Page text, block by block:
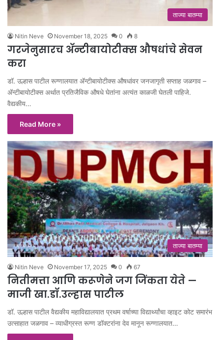
ताज्या बातम्या
Nitin Neve November 18, 2025 0 8
गरजेनुसारच अ‍ॅन्टीबायोटीक्स औषधांचे सेवन
करा
डॉ. उल्हास पाटील रूग्णालयात अ‍ॅन्टीबायोटीक्स औषधांवर जनजागृती सप्ताह जळगाव –
अ‍ॅन्टीबायोटीक्स अर्थात प्रतिजैविक औषधे घेतांना अत्यंत काळजी घेतली पाहिजे.
वैद्यकीय…
Read More »
ताज्या बातम्या
Nitin Neve November 17, 2025 0 67
नितीमत्ता आणि करूणेने जग जिंकता येते —
माजी खा.डॉ.उल्हास पाटील
डॉ. उल्हास पाटील वैद्यकीय महाविद्यालयात प्रथम वर्षाच्या विद्यार्थ्यांचा व्हाइट कोट समारंभ
उत्साहात जळगाव – व्याधीग्रस्त रूग्ण डॉक्टरांना देव मानून रूग्णालयात…